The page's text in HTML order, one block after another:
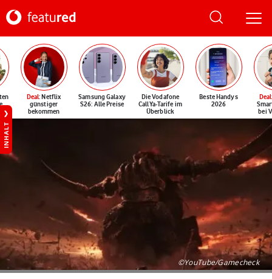
Deal: Netflix
günstiger
bekommen
Samsung Galaxy
S26: Alle Preise
Die Vodafone
CallYa-Tarife im
Überblick
Beste Handys
2026
Deal
bei
INHALT
©YouTube/Gamecheck